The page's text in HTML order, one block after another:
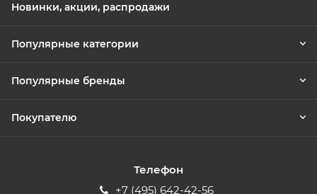
Новинки, акции, распродажи
Популярные категории
Популярные бренды
Покупателю
Телефон
+7 (495) 642-42-56